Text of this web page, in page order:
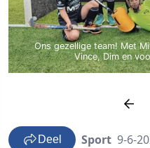
Ons gezellige team! Met
Vince, Dim en
Deel Sport 9-6-